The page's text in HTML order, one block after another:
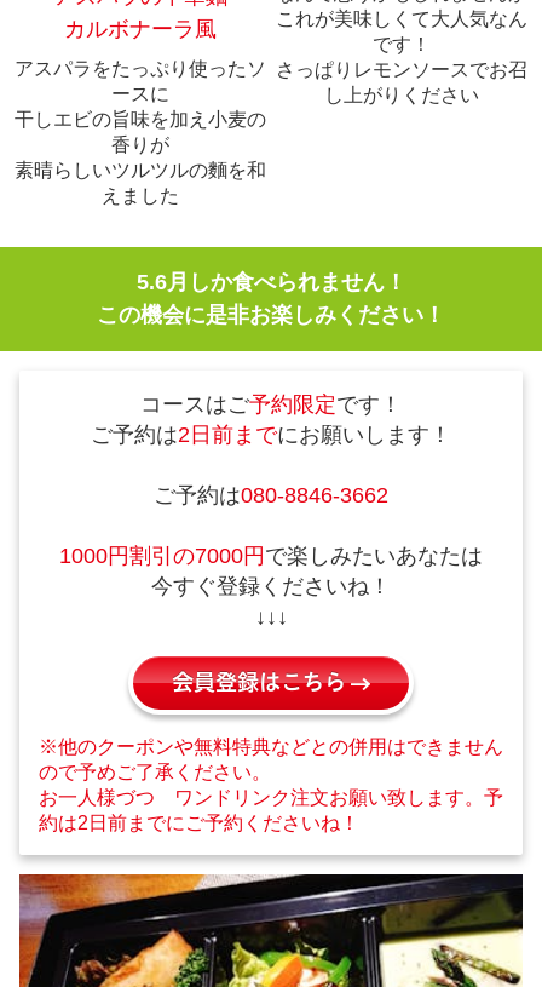
カルボナーラ風
アスパラをたっぷり使ったソ
ースに
干しエビの旨味を加え小麦の
香りが
素晴らしいツルツルの麵を和
えました
これが美味しくて大人気なん
です！
さっぱりレモンソースでお召
し上がりください
5.6月しか食べられません！
この機会に是非お楽しみください！
コースはご予約限定です！
ご予約は2日前までにお願いします！
ご予約は080-8846-3662
1000円割引の7000円 で楽しみたいあなたは
今すぐ登録くださいね！
↓↓↓
会員登録はこちら
※他のクーポンや無料特典などとの併用はできません
ので予めご了承ください。
お一人様づつ ワンドリンク注文お願い致します。予
約は2日前までにご予約くださいね！